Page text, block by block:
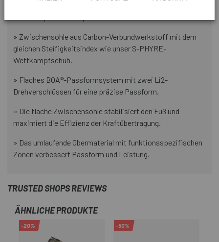
» Zwischensohle aus Carbon-Verbundwerkstoff mit dem
gleichen Steifigkeitsindex wie unser S-PHYRE-
Wettkampfschuh.
» Flaches BOA®-Passformsystem mit zwei Li2-
Drehverschlüssen für eine präzise Passform.
» Die flache Zwischensohle stabilisiert den Fuß und
maximiert die Effizienz der Kraftübertragung.
» Das umlaufende Obermaterial mit funktionsspezifischen
Zonen verbessert Passform und Leistung.
TRUSTED SHOPS REVIEWS
ÄHNLICHE PRODUKTE
-20% -50%